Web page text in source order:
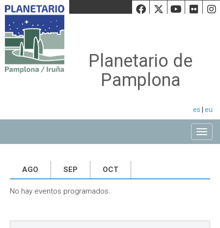
Facebook
Twiiter
Planetario de
Pamplona
es eu
AGO SEP OCT
No hay eventos programados.